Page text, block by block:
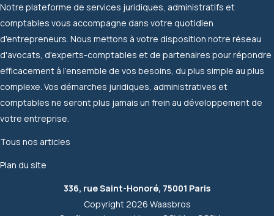
Notre plateforme de services juridiques, administratifs et
comptables vous accompagne dans votre quotidien
d'entrepreneurs. Nous mettons à votre disposition notre réseau
d'avocats, d'experts-comptables et de partenaires pour répondre
efficacement à l'ensemble de vos besoins, du plus simple au plus
complexe. Vos démarches juridiques, administratives et
comptables ne seront plus jamais un frein au développement de
votre entreprise.
Tous nos articles
Plan du site
336, rue Saint-Honoré, 75001 Paris
Copyright 2026 Waasbros